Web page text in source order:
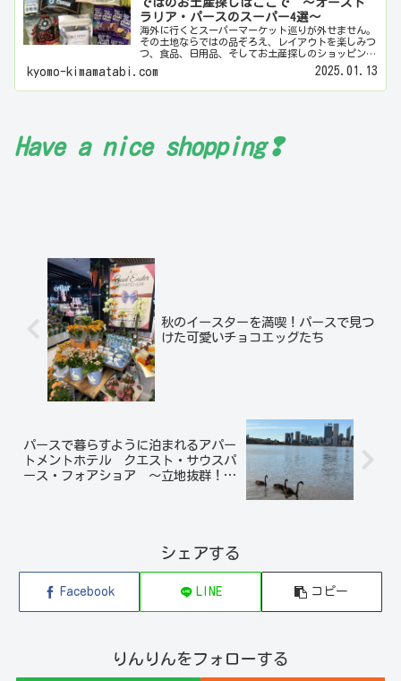
ではのお土産探しはここで ～オースト
ラリア・パースのスーパー4選～
海外に行くとスーパーマーケット巡りが外せません。
その土地ならではの品ぞろえ、レイアウトを楽しみつ
つ、食品、日用品、そしてお土産探しのショッピング
が楽しい。パースで滞在中に訪れたおすすめスーパー
4選をご紹介。ウールワース（Woolworths…
kyomo-kimamatabi.com 2025.01.13
Have a nice shopping❢
秋のイースターを満喫！パースで見つ
けた可愛いチョコエッグたち
パースで暮らすように泊まれるアパー
トメントホテル クエスト・サウスパ
ース・フォアショア ～立地抜群！ス
シェアする
Facebook LINE コピー
りんりんをフォローする